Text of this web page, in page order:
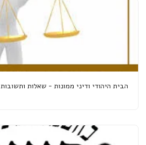
הבית היהודי ודיני ממונות - שאלות ותשובות